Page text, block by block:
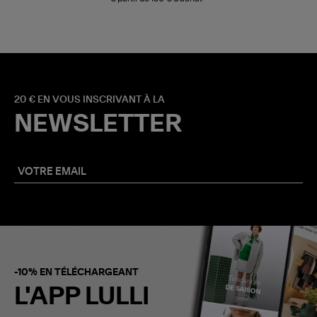
20 € EN VOUS INSCRIVANT À LA
NEWSLETTER
-10% EN TÉLÉCHARGEANT
L'APP LULLI